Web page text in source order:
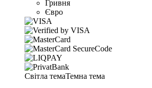
Гривня
Євро
Світла темаТемна тема